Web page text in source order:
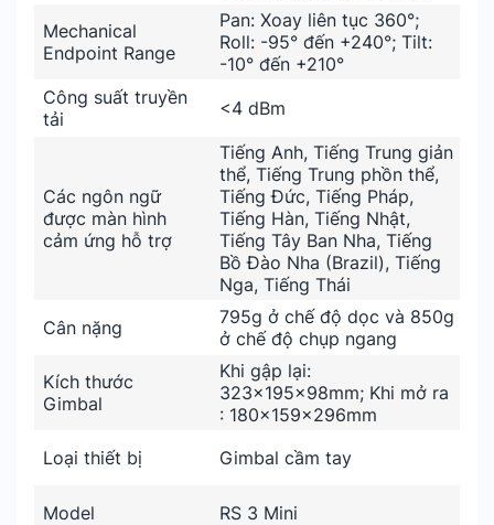
Mechanical
Endpoint Range
Pan: Xoay liên tục 360°;
Roll: -95° đến +240°; Tilt:
-10° đến +210°
Công suất truyền
tải
<4 dBm
Các ngôn ngữ
được màn hình
cảm ứng hỗ trợ
Tiếng Anh, Tiếng Trung giản
thể, Tiếng Trung phồn thể,
Tiếng Đức, Tiếng Pháp,
Tiếng Hàn, Tiếng Nhật,
Tiếng Tây Ban Nha, Tiếng
Bồ Đào Nha (Brazil), Tiếng
Nga, Tiếng Thái
Cân nặng
795g ở chế độ dọc và 850g
ở chế độ chụp ngang
Kích thước
Gimbal
Khi gập lại:
323×195×98mm; Khi mở ra
: 180×159×296mm
Loại thiết bị
Gimbal cầm tay
Model RS 3 Mini